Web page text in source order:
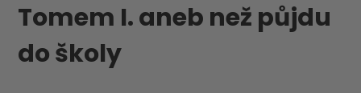
Tomem I. aneb než půjdu
do školy